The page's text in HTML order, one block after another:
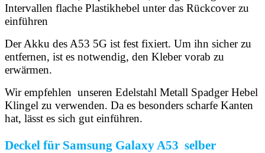
Intervallen flache Plastikhebel unter das Rückcover zu
einführen
Der Akku des A53 5G ist fest fixiert. Um ihn sicher zu
entfernen, ist es notwendig, den Kleber vorab zu
erwärmen.
Wir empfehlen unseren Edelstahl Metall Spadger Hebel
Klingel zu verwenden. Da es besonders scharfe Kanten
hat, lässt es sich gut einführen.
Deckel für Samsung Galaxy A53 selber